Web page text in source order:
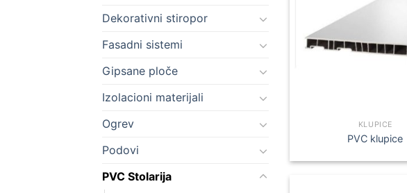
Dekorativni stiropor
Fasadni sistemi
Gipsane ploče
Izolacioni materijali
Ogrev
Podovi
PVC Stolarija
KLUPICE
PVC klupice